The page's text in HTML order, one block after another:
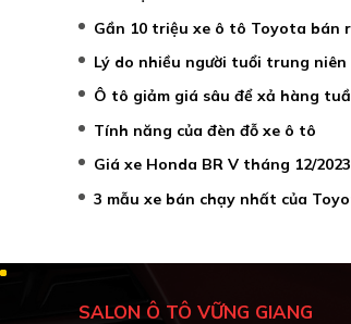
Gần 10 triệu xe ô tô Toyota bán
Lý do nhiều người tuổi trung
Ô tô giảm giá sâu để xả hàng
Tính năng của đèn đỗ xe ô tô
Giá xe Honda BR V tháng 12/
3 mẫu xe bán chạy nhất của
SALON Ô TÔ VỮNG GIANG